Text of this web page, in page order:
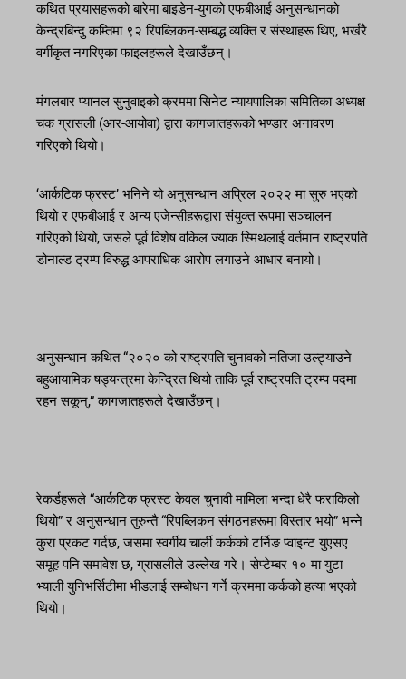
कथित प्रयासहरूको बारेमा बाइडेन-युगको एफबीआई अनुसन्धानको
केन्द्रबिन्दु कम्तिमा ९२ रिपब्लिकन-सम्बद्ध व्यक्ति र संस्थाहरू थिए, भर्खरै
वर्गीकृत नगरिएका फाइलहरूले देखाउँछन्।
मंगलबार प्यानल सुनुवाइको क्रममा सिनेट न्यायपालिका समितिका अध्यक्ष
चक ग्रासली (आर-आयोवा) द्वारा कागजातहरूको भण्डार अनावरण
गरिएको थियो।
‘आर्कटिक फ्रस्ट’ भनिने यो अनुसन्धान अप्रिल २०२२ मा सुरु भएको
थियो र एफबीआई र अन्य एजेन्सीहरूद्वारा संयुक्त रूपमा सञ्चालन
गरिएको थियो, जसले पूर्व विशेष वकिल ज्याक स्मिथलाई वर्तमान राष्ट्रपति
डोनाल्ड ट्रम्प विरुद्ध आपराधिक आरोप लगाउने आधार बनायो।
अनुसन्धान कथित “२०२० को राष्ट्रपति चुनावको नतिजा उल्ट्याउने
बहुआयामिक षड्यन्त्रमा केन्द्रित थियो ताकि पूर्व राष्ट्रपति ट्रम्प पदमा
रहन सकून्,” कागजातहरूले देखाउँछन्।
रेकर्डहरूले “आर्कटिक फ्रस्ट केवल चुनावी मामिला भन्दा धेरै फराकिलो
थियो” र अनुसन्धान तुरुन्तै “रिपब्लिकन संगठनहरूमा विस्तार भयो” भन्ने
कुरा प्रकट गर्दछ, जसमा स्वर्गीय चार्ली कर्कको टर्निङ प्वाइन्ट युएसए
समूह पनि समावेश छ, ग्रासलीले उल्लेख गरे। सेप्टेम्बर १० मा युटा
भ्याली युनिभर्सिटीमा भीडलाई सम्बोधन गर्ने क्रममा कर्कको हत्या भएको
थियो।